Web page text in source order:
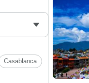
Casablanca